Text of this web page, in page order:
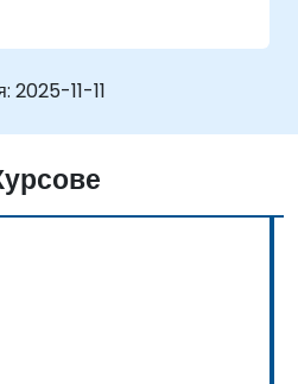
данни.
съответствието
2025-11-11